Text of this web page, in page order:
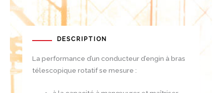
DESCRIPTION
La performance d’un conducteur d’engin à bras
télescopique rotatif se mesure :